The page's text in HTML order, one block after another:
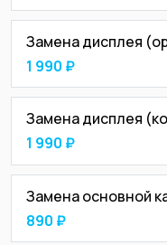
Замена дисплея
1 990 ₽
Замена дисплея
1 990 ₽
Замена основной
890 ₽